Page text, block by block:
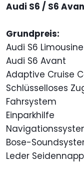
Audi S6 / S6
Grundpreis:
Audi S6 Limousine
Audi S6 Avant
Adaptive Cruise
Schlüsselloses
Fahrsystem
Einparkhilfe
Bose-
Leder